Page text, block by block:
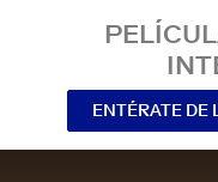
ENTÉRATE DE